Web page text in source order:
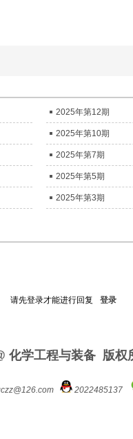
2025年第12期
2025年第10期
2025年第7期
2025年第5期
2025年第3期
请先登录才能进行回复 登录
化学工程与装备 版权
2022485137